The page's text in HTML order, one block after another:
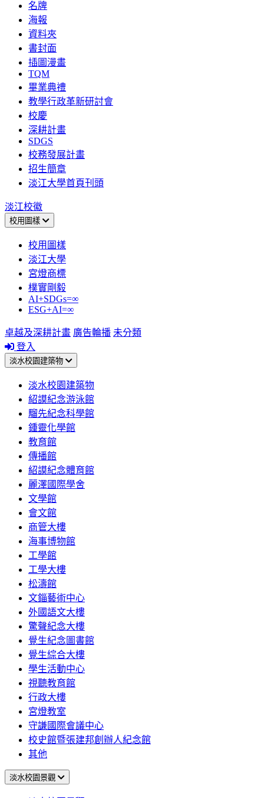
名牌
海報
資料夾
書封面
插圖漫畫
TQM
畢業典禮
教學行政革新研討會
校慶
深耕計畫
SDGS
校務發展計畫
招生簡章
淡江大學首頁刊頭
淡江校徽
校用圖樣
校用圖樣
淡江大學
宮燈商標
樸實剛毅
AI+SDGs=∞
ESG+AI=∞
卓越及深耕計畫 廣告輪播 未分類
登入
淡水校園建築物
淡水校園建築物
紹謨紀念游泳館
騮先紀念科學館
鍾靈化學館
教育館
傳播館
紹謨紀念體育館
麗澤國際學舍
文學館
會文館
商管大樓
海事博物館
工學館
工學大樓
松濤館
文錙藝術中心
外國語文大樓
驚聲紀念大樓
覺生紀念圖書館
覺生綜合大樓
學生活動中心
視聽教育館
行政大樓
宮燈教室
守謙國際會議中心
校史館暨張建邦創辦人紀念館
其他
淡水校園景觀